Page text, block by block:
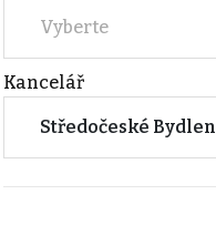
Vyberte
Kancelář